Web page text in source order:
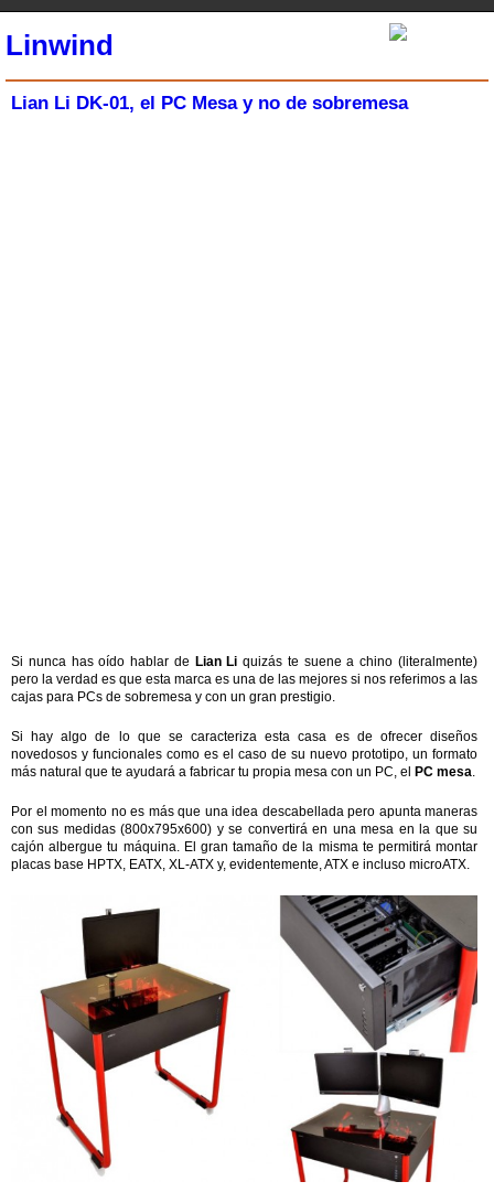
Linwind
Lian Li DK-01, el PC Mesa y no de sobremesa
Si nunca has oído hablar de Lian Li quizás te suene a chino (literalmente)
pero la verdad es que esta marca es una de las mejores si nos referimos a las
cajas para PCs de sobremesa y con un gran prestigio.
Si hay algo de lo que se caracteriza esta casa es de ofrecer diseños
novedosos y funcionales como es el caso de su nuevo prototipo, un formato
más natural que te ayudará a fabricar tu propia mesa con un PC, el
PC mesa.
Por el momento no es más que una idea descabellada pero apunta maneras
con sus medidas (800x795x600) y se convertirá en una mesa en la que su
cajón albergue tu máquina. El gran tamaño de la misma te permitirá montar
placas base HPTX, EATX, XL-ATX y, evidentemente, ATX e incluso microATX.